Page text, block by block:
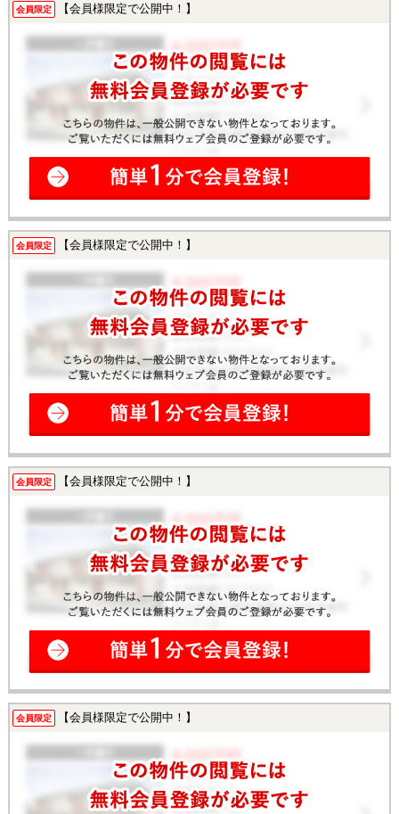
会員限定 【会員様限定で公開中！】
会員限定 【会員様限定で公開中！】
会員限定 【会員様限定で公開中！】
会員限定 【会員様限定で公開中！】